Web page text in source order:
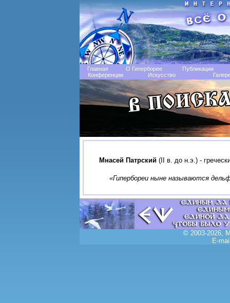
Главная О Гиперборее
Публикации
Конференции
Искусство
Мнасей Патрский (II в. до н.э.) -
«Гипербореи ныне называются
© 2003-2026,
E-